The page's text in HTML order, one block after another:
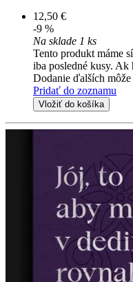
12,50 €
-9 %
Na sklade 1 ks
Tento produkt máme
iba posledné kusy.
Dodanie ďalších
Pridať do zoznamu
Vložiť do košíka